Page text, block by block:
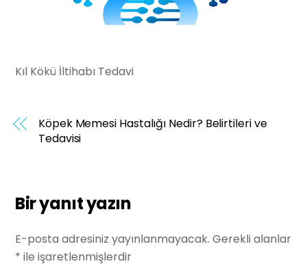
Kıl Kökü İltihabı Tedavi
Köpek Memesi Hastalığı Nedir? Belirtileri ve
Tedavisi
Bir yanıt yazın
E-posta adresiniz yayınlanmayacak. Gerekli alanlar
* ile işaretlenmişlerdir